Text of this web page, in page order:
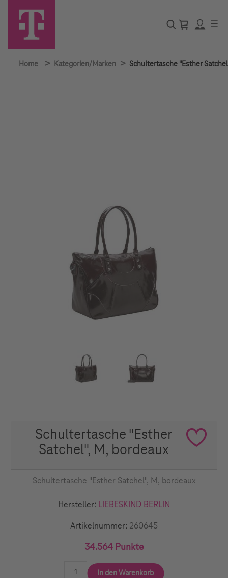
☰
Home > Kategorien/Marken > Schultertasche "Esther
Schultertasche "Esther
Satchel", M, bordeaux
Schultertasche "Esther Satchel", M, bordeaux
Hersteller: LIEBESKIND BERLIN
Artikelnummer: 260645
34.564 Punkte
In den Warenkorb